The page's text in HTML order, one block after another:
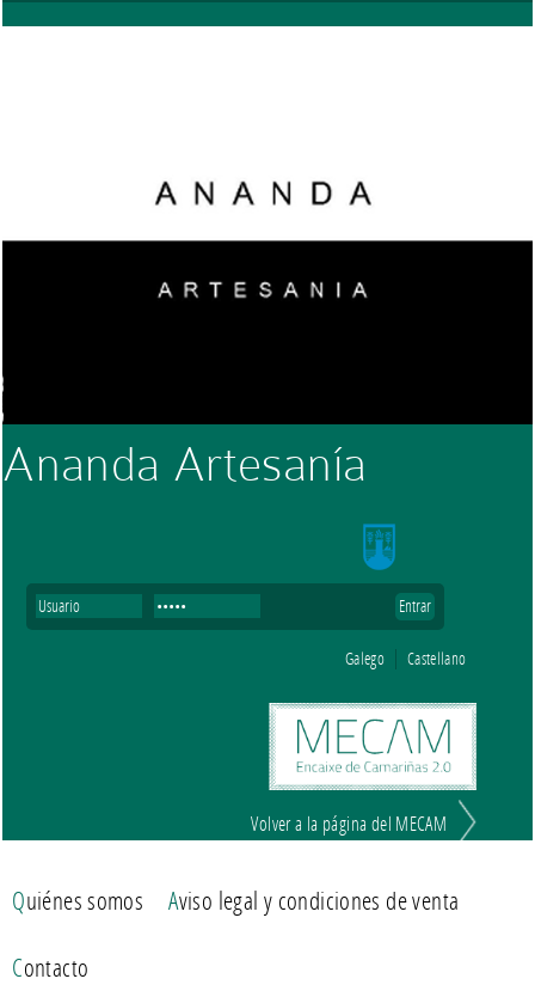
Ananda Artesanía
Galego Castellano
Volver a la página del MECAM
Quiénes somos Aviso legal y condiciones de venta
Contacto